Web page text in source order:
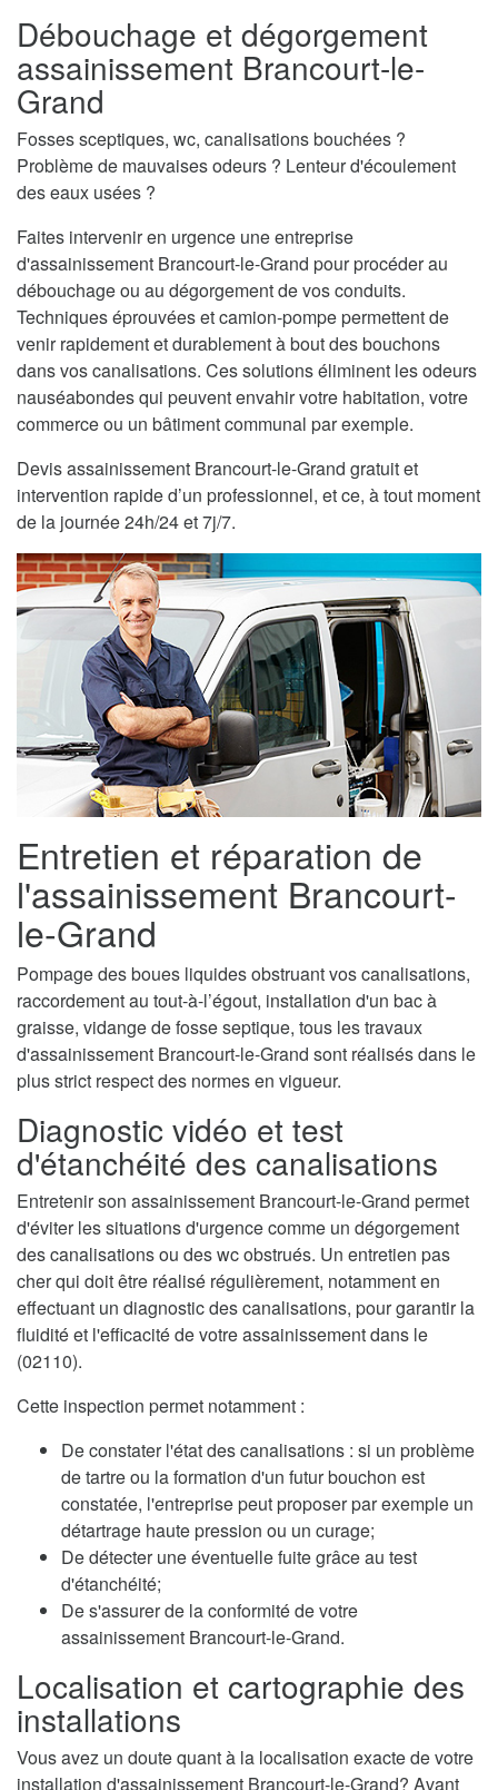
Débouchage et dégorgement
assainissement Brancourt-le-
Grand
Fosses sceptiques, wc, canalisations bouchées ?
Problème de mauvaises odeurs ? Lenteur d'écoulement
des eaux usées ?
Faites intervenir en urgence une entreprise
d'assainissement Brancourt-le-Grand pour procéder au
débouchage ou au dégorgement de vos conduits.
Techniques éprouvées et camion-pompe permettent de
venir rapidement et durablement à bout des bouchons
dans vos canalisations. Ces solutions éliminent les odeurs
nauséabondes qui peuvent envahir votre habitation, votre
commerce ou un bâtiment communal par exemple.
Devis assainissement Brancourt-le-Grand gratuit et
intervention rapide d’un professionnel, et ce, à tout moment
de la journée 24h/24 et 7j/7.
Entretien et réparation de
l'assainissement Brancourt-
le-Grand
Pompage des boues liquides obstruant vos canalisations,
raccordement au tout-à-l’égout, installation d'un bac à
graisse, vidange de fosse septique, tous les travaux
d'assainissement Brancourt-le-Grand sont réalisés dans le
plus strict respect des normes en vigueur.
Diagnostic vidéo et test
d'étanchéité des canalisations
Entretenir son assainissement Brancourt-le-Grand permet
d'éviter les situations d'urgence comme un dégorgement
des canalisations ou des wc obstrués. Un entretien pas
cher qui doit être réalisé régulièrement, notamment en
effectuant un diagnostic des canalisations, pour garantir la
fluidité et l'efficacité de votre assainissement dans le
(02110).
Cette inspection permet notamment :
De constater l'état des canalisations : si un problème
de tartre ou la formation d'un futur bouchon est
constatée, l'entreprise peut proposer par exemple un
détartrage haute pression ou un curage;
De détecter une éventuelle fuite grâce au test
d'étanchéité;
De s'assurer de la conformité de votre
assainissement Brancourt-le-Grand.
Localisation et cartographie des
installations
Vous avez un doute quant à la localisation exacte de votre
installation d'assainissement Brancourt-le-Grand? Avant